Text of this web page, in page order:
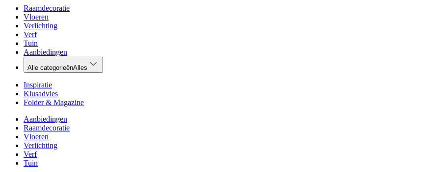
Raamdecoratie
Vloeren
Verlichting
Verf
Tuin
Aanbiedingen
Alle categorieënAlles
Inspiratie
Klusadvies
Folder & Magazine
Aanbiedingen
Raamdecoratie
Vloeren
Verlichting
Verf
Tuin